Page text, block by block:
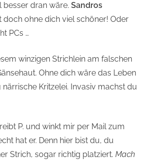
besser dran wäre. Sandros
doch ohne dich viel schöner! Oder
PCs …
winzigen Strichlein am falschen
Ohne dich wäre das Leben
Kritzelei. Invasiv machst du
P. und winkt mir per Mail zum
hat er. Denn hier bist du, du
Strich, sogar richtig platziert. Mach